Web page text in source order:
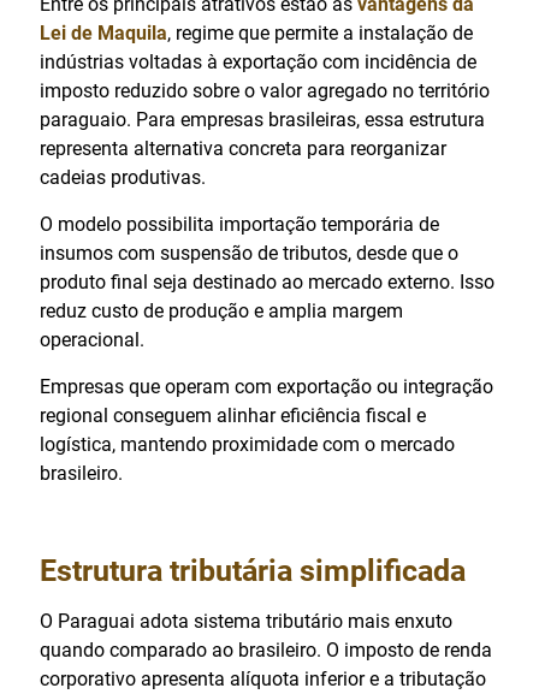
Lei de Maquila, regime que permite a instalação de
indústrias voltadas à exportação com incidência de
imposto reduzido sobre o valor agregado no território
paraguaio. Para empresas brasileiras, essa estrutura
representa alternativa concreta para reorganizar
cadeias produtivas.
O modelo possibilita importação temporária de
insumos com suspensão de tributos, desde que o
produto final seja destinado ao mercado externo. Isso
reduz custo de produção e amplia margem
operacional.
Empresas que operam com exportação ou integração
regional conseguem alinhar eficiência fiscal e
logística, mantendo proximidade com o mercado
brasileiro.
Estrutura tributária simplificada
O Paraguai adota sistema tributário mais enxuto
quando comparado ao brasileiro. O imposto de renda
corporativo apresenta alíquota inferior e a tributação